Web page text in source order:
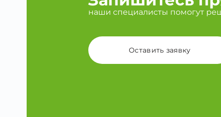
наши специалисты помогут
Оставить заявку